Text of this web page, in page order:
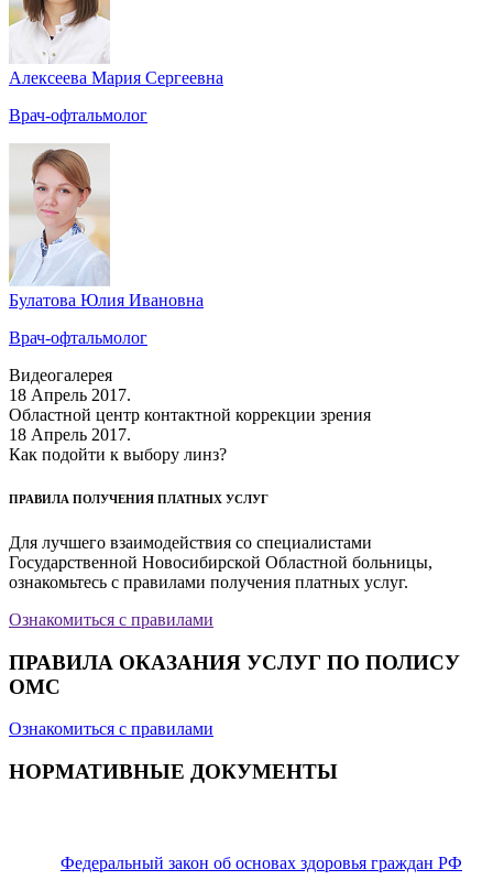
Алексеева Мария Сергеевна
Врач-офтальмолог
Булатова Юлия Ивановна
Врач-офтальмолог
Видеогалерея
18 Апрель 2017.
Областной центр контактной коррекции зрения
18 Апрель 2017.
Как подойти к выбору линз?
ПРАВИЛА ПОЛУЧЕНИЯ ПЛАТНЫХ УСЛУГ
Для лучшего взаимодействия со специалистами
Государственной Новосибирской Областной больницы,
ознакомьтесь с правилами получения платных услуг.
Ознакомиться с правилами
ПРАВИЛА ОКАЗАНИЯ УСЛУГ ПО ПОЛИСУ
ОМС
Ознакомиться с правилами
НОРМАТИВНЫЕ ДОКУМЕНТЫ
Федеральный закон об основах здоровья граждан РФ